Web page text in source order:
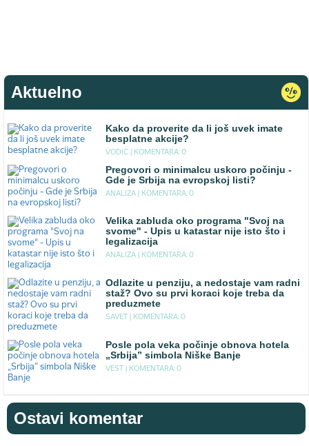
Aktuelno
Kako da proverite da li još uvek imate
besplatne akcije?
VODIC | KOMENTARA: 0
Pregovori o minimalcu uskoro počinju -
Gde je Srbija na evropskoj listi?
ANALIZA | KOMENTARA: 0
Velika zabluda oko programa "Svoj na
svome" - Upis u katastar nije isto što i
legalizacija
ANALIZA | KOMENTARA: 0
Odlazite u penziju, a nedostaje vam radni
staž? Ovo su prvi koraci koje treba da
preduzmete
SAVET | KOMENTARA: 0
Posle pola veka počinje obnova hotela
„Srbija” simbola Niške Banje
VEST | KOMENTARA: 0
Ostavi komentar